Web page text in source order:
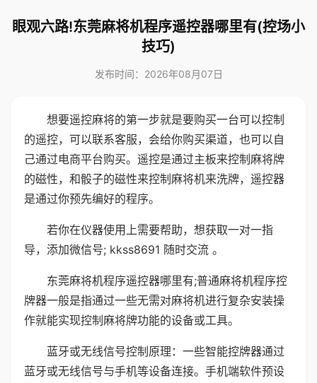
眼观六路!东莞麻将机程序遥控器哪里有(控场小
技巧)
发布时间：2026年08月07日
想要遥控麻将的第一步就是要购买一台可以控制
的遥控，可以联系客服，会给你购买渠道，也可以自
己通过电商平台购买。遥控是通过主板来控制麻将牌
的磁性，和骰子的磁性来控制麻将机来洗牌，遥控器
是通过你预先编好的程序。
若你在仪器使用上需要帮助，想获取一对一指
导，添加微信号; kkss8691 随时交流 。
东莞麻将机程序遥控器哪里有;普通麻将机程序控
牌器一般是指通过一些无需对麻将机进行复杂安装操
作就能实现控制麻将牌功能的设备或工具。
蓝牙或无线信号控制原理：一些智能控牌器通过
蓝牙或无线信号与手机等设备连接。手机端软件预设